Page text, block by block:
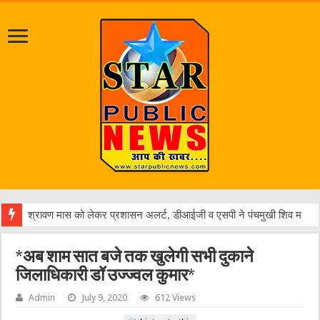
पत्रकार
*अब शाम सात बजे तक खुलेगी सभी दुकाने
जिलाधिकारी डॉ उज्ज्वल कुमार*
Admin July 9, 2020 612 Views